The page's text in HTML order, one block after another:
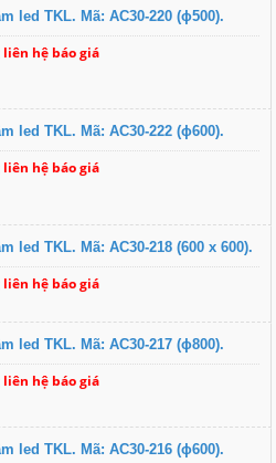
led TKL. Mã: AC30-220 (ɸ500).
hệ báo giá
led TKL. Mã: AC30-222 (ɸ600).
hệ báo giá
led TKL. Mã: AC30-218 (600 x 600).
hệ báo giá
led TKL. Mã: AC30-217 (ɸ800).
hệ báo giá
led TKL. Mã: AC30-216 (ɸ600).